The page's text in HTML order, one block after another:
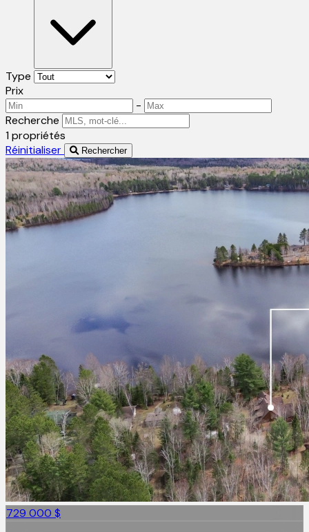
Type
Prix
-
Recherche
1 propriétés
Réinitialiser
Rechercher
729 000 $